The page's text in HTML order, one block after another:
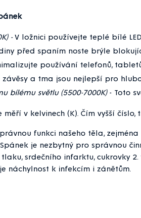
- V ložnici používejte teplé bílé
před spaním noste brýle
používání telefonů,
závěsy a tma jsou nejlepší pro
bílému světlu (5500-7000K)- Toto
v kelvinech (K). Čím vyšší
funkci našeho těla,
je nezbytný pro správnou
srdečního infarktu, cukrovky
náchylnost k infekcím i zánětům.